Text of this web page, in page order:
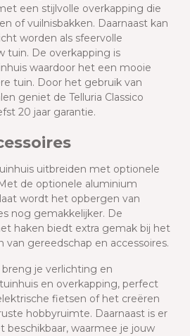
een stijlvolle overkapping die
of vuilnisbakken. Daarnaast kan
worden als sfeervolle
tuin. De overkapping is
waardoor het een mooie
tuin. Door het gebruik van
geniet de Telluria Classico
20 jaar garantie.
uitbreiden met optionele
de optionele aluminium
wordt het opbergen van
nog gemakkelijker. De
haken biedt extra gemak bij het
van gereedschap en accessoires.
je verlichting en
en overkapping, perfect
fietsen of het creëren
hobbyruimte. Daarnaast is er
beschikbaar, waarmee je jouw